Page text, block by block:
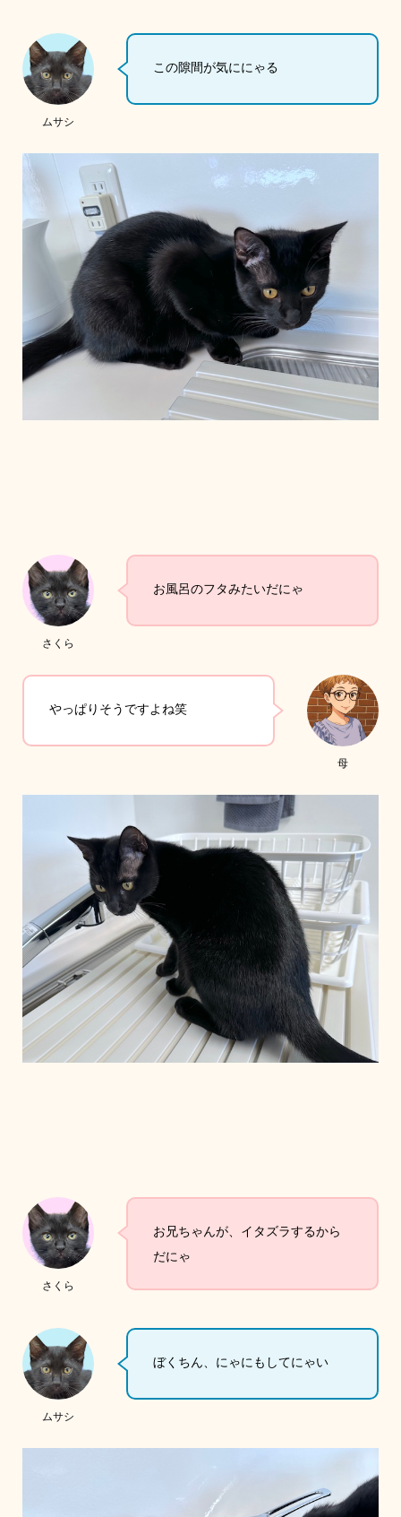
ムサシ
この隙間が気ににゃる
さくら
お風呂のフタみたいだにゃ
母
やっぱりそうですよね笑
さくら
お兄ちゃんが、イタズラするから
だにゃ
ムサシ
ぼくちん、にゃにもしてにゃい